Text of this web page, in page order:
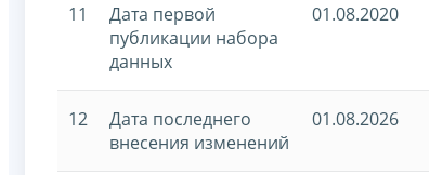
11
Дата первой
публикации набора
данных
01.08.2020
12
Дата последнего
внесения изменений
01.08.2026